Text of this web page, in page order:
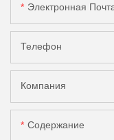
Электронная
Телефон
Компания
Содержание